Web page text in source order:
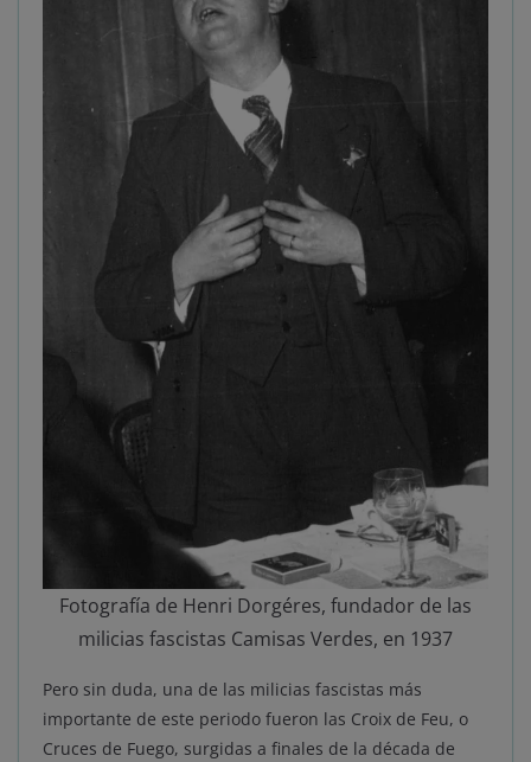
Fotografía de Henri Dorgéres, fundador de las
milicias fascistas Camisas Verdes, en 1937
Pero sin duda, una de las milicias fascistas más
importante de este periodo fueron las Croix de Feu, o
Cruces de Fuego, surgidas a finales de la década de